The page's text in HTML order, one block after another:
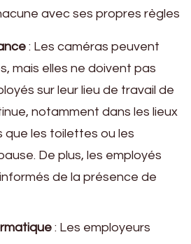
avec ses propres règles
: Les caméras peuvent
mais elles ne doivent pas
sur leur lieu de travail de
notamment dans les lieux
que les toilettes ou les
De plus, les employés
de la présence de
: Les employeurs